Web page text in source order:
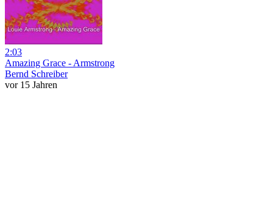
2:03
Amazing Grace - Armstrong
Bernd Schreiber
vor 15 Jahren